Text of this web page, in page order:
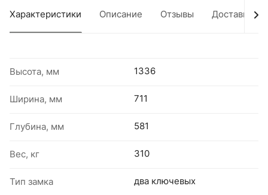
Характеристики Описание Отзывы Доставка
Высота, мм 1336
Ширина, мм 711
Глубина, мм 581
Вес, кг 310
Тип замка два ключевых